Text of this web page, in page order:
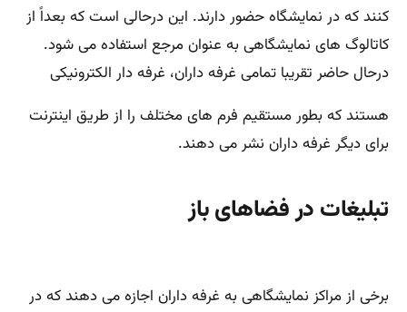
کنند که در نمایشگاه حضور دارند. این درحالی است که بعداً از
کاتالوگ های نمایشگاهی به عنوان مرجع استفاده می شود.
درحال حاضر تقریبا تمامی غرفه داران، غرفه دار الکترونیکی
هستند که بطور مستقیم فرم های مختلف را از طریق اینترنت
برای دیگر غرفه داران نشر می دهند.
تبلیغات در فضاهای باز
برخی از مراکز نمایشگاهی به غرفه داران اجازه می دهند که در